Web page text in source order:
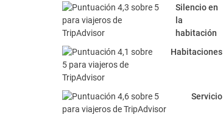
Silencio en
la
habitación
Habitaciones
Servicio